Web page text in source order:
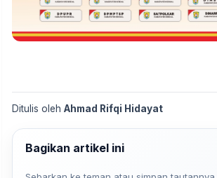
Ditulis oleh Ahmad Rifqi Hidayat
Bagikan artikel ini